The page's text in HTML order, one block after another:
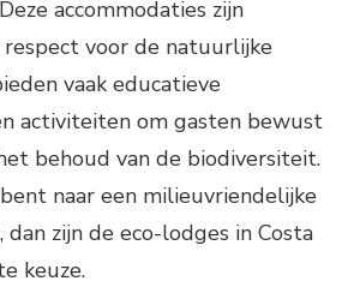
accommodaties zijn
voor de natuurlijke
vaak educatieve
activiteiten om gasten bewust
behoud van de biodiversiteit.
naar een milieuvriendelijke
dan zijn de eco-lodges in Costa
keuze.